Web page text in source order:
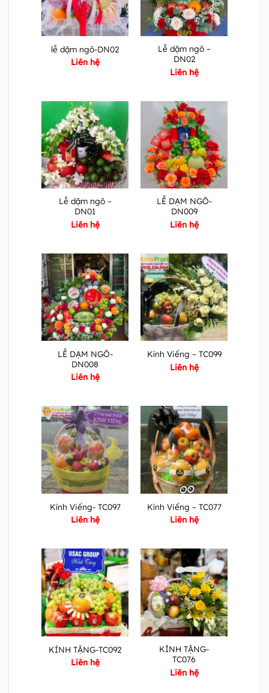
lễ dặm ngõ-DN02
Liên hệ
Lễ dặm ngõ –
DN02
Liên hệ
Lễ dặm ngõ –
DN01
Liên hệ
LỄ DẠM NGÕ-
DN009
Liên hệ
LỄ DẠM NGÕ-
DN008
Liên hệ
Kính Viếng – TC099
Liên hệ
Kính Viếng- TC097
Liên hệ
Kính Viếng – TC077
Liên hệ
KÍNH TẶNG-TC092
Liên hệ
KÍNH TẶNG-
TC076
Liên hệ